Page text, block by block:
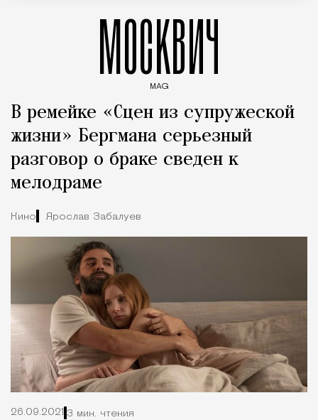
МОСКВИЧ
MAG
В ремейке «Сцен из супружеской
жизни» Бергмана серьезный
разговор о браке сведен к
мелодраме
Кино Ярослав Забалуев
26.09.2021 3 мин. чтения